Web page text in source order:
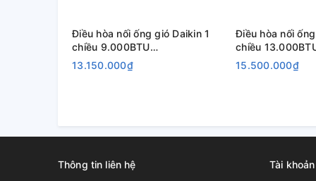
suất làm lạnh được tăng cao hơn so với môi chất cũ
cực dễ chịu.
cho các căn phòng có diện tích lên tới 90m2. Các
Điều hòa nối ống gió Daikin 1
chiều 9.000BTU
FDBNQ09MV1V/RNQ09MV1V
13.150.000₫
Điều hòa nối
chiều
FDBNQ13MV1V/
15.500.000₫
Thông tin liên hệ
Tài khoản